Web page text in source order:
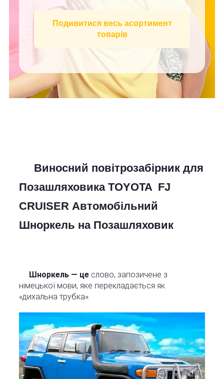
Подивитися весь асортимент
товарів
Виносний повітрозабірник для
Позашляховика TOYOTA FJ
CRUISER Автомобільний
Шноркель на Позашляховик
Шноркель — це слово, запозичене з
німецької мови, яке перекладається як
«дихальна трубка».